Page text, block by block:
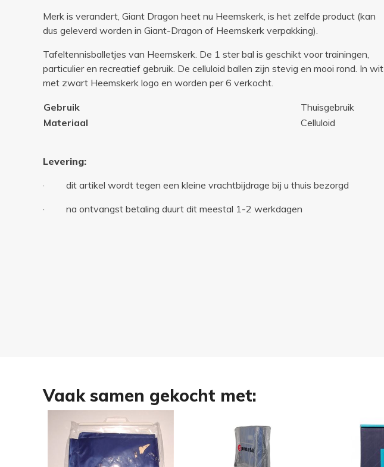
Merk is verandert, Giant Dragon heet nu Heemskerk, is het zelfde product (kan
dus geleverd worden in Giant-Dragon of Heemskerk verpakking).
Tafeltennisballetjes van Heemskerk. De 1 ster bal is geschikt voor trainingen,
particulier en recreatief gebruik. De celluloid ballen zijn stevig en mooi rond. In wit
met zwart Heemskerk logo en worden per 6 verkocht.
Gebruik
Thuisgebruik
Materiaal
Celluloid
Levering:
· dit artikel wordt tegen een kleine vrachtbijdrage bij u thuis bezorgd
· na ontvangst betaling duurt dit meestal 1-2 werkdagen
Vaak samen gekocht met: